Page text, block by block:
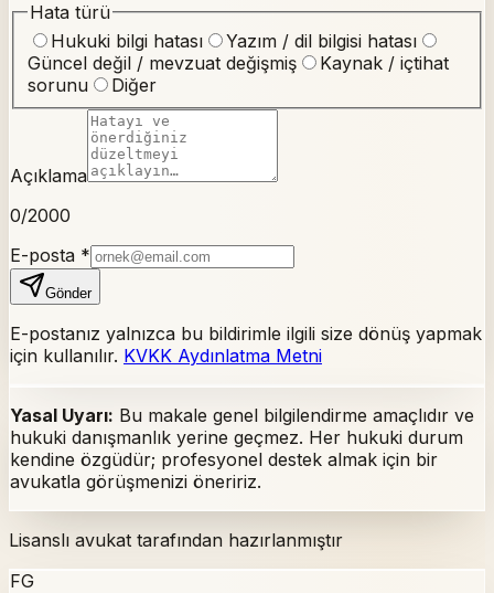
Hata türü
Hukuki bilgi hatası
Yazım / dil bilgisi hatası
Güncel değil / mevzuat değişmiş
Kaynak / içtihat
sorunu
Diğer
Açıklama
0/2000
E-posta *
Gönder
E-postanız yalnızca bu bildirimle ilgili size dönüş yapmak
için kullanılır. KVKK Aydınlatma Metni
Yasal Uyarı: Bu makale genel bilgilendirme amaçlıdır ve
hukuki danışmanlık yerine geçmez. Her hukuki durum
kendine özgüdür; profesyonel destek almak için bir
avukatla görüşmenizi öneririz.
Lisanslı avukat tarafından hazırlanmıştır
FG